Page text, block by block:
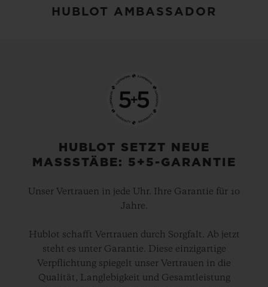
HUBLOT AMBASSADOR
HUBLOT SETZT NEUE
MASSSTÄBE: 5+5-GARANTIE
Unser Vertrauen in jede Uhr. Ihre Garantie für 10
Jahre.
Hublot schafft Vertrauen durch Sorgfalt. Ab jetzt
steht es unter Garantie. Diese einzigartige
Verpflichtung spiegelt unser Vertrauen in die
Qualität, Langlebigkeit und Gesamtleistung